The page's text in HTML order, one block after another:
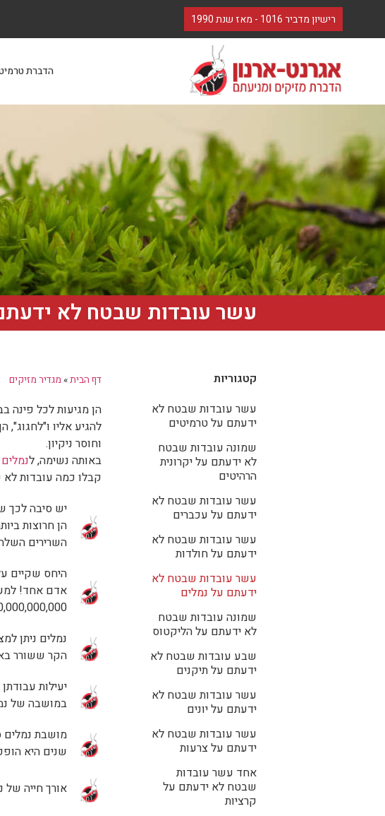
רישיון מדביר 1016 - מאז שנת 1990
הדברת
עשר עובדות שבטח לא
קטגוריות
עשר עובדות שבטח לא
ידעתם על טרמיטים
שמונה עובדות שבטח
לא ידעתם על יקרונית
הרהיטים
עשר עובדות שבטח לא
ידעתם על עכברים
עשר עובדות שבטח לא
ידעתם על חולדות
עשר עובדות שבטח לא
ידעתם על נמלים
שמונה עובדות שבטח
לא ידעתם על הליקטוס
שבע עובדות שבטח לא
ידעתם על תיקנים
עשר עובדות שבטח לא
ידעתם על יונים
עשר עובדות שבטח לא
ידעתם על צרעות
אחד עשר עובדות
שבטח לא ידעתם על
קרציות
דף הבית» מגדיר מזיקים
הן מגיעות לכל פינה
להגיע אליו
וחוסר ניקיון.
באותה נשימה, לנמלים
קבלו כמה עובדות לא
יש סיבה לכך
השרירים
אדם אחד!
נמלים ניתן
הקר ששורר
יעילות
במושבה של
מושבת נמלים
שנים היא הופכת
אורך חייה